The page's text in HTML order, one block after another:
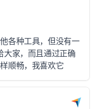
各种工具，但没有一
大家，而且通过正确
顺畅，我喜欢它